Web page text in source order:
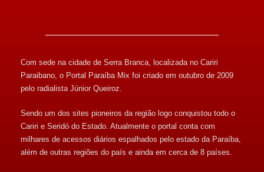
Com sede na cidade de Serra Branca, localizada no Cariri
Paraibano, o Portal Paraíba Mix foi criado em outubro de 2009
pelo radialista Júnior Queiroz.
Sendo um dos sites pioneiros da região logo conquistou todo o
Cariri e Seridó do Estado. Atualmente o portal conta com
milhares de acessos diários espalhados pelo estado da Paraíba,
além de outras regiões do país e ainda em cerca de 8 países.